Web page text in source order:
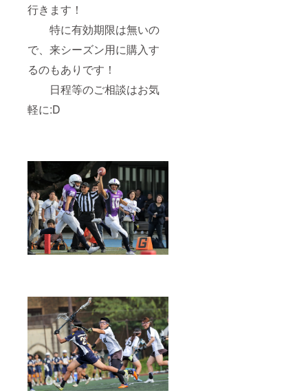
行きます！
特に有効期限は無いの
で、来シーズン用に購入す
るのもありです！
日程等のご相談はお気
軽に:D